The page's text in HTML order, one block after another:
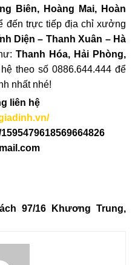
Biên, Hoàng Mai, Hoàn
đến trực tiếp địa chỉ xưởng
Diện – Thanh Xuân – Hà
Thanh Hóa, Hải Phòng,
theo số 0886.644.444 để
nhất nhé!
liên hệ
97/16 Khương Trung,